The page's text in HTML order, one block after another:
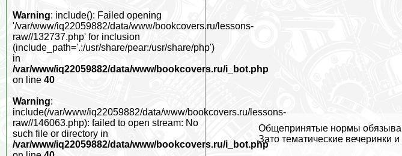
Общепринятые нормы
Зато тематические вечеринки
Warning: include(): Failed opening
'/var/www/iq22059882/data/www/bookcovers.ru/lessons-
raw//132737.php' for inclusion
(include_path='.:/usr/share/pear:/usr/share/php')
in
/var/www/iq22059882/data/www/bookcovers.ru/i_bot.php
on line 40
Warning:
include(/var/www/iq22059882/data/www/bookcovers.ru/lessons-
raw//146063.php): failed to open stream: No
such file or directory in
/var/www/iq22059882/data/www/bookcovers.ru/i_bot.php